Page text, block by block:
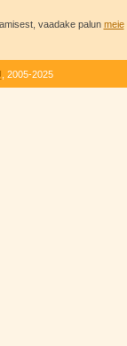
vaadake palun meie
, 2005-2025